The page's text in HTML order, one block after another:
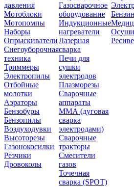
давления
Мотоблоки
Мотопомпы
Наборы
Опрыскиватели
Снегоуборочная
техника
Триммеры
Электропилы
Отбойные
молотки
Аэраторы
Бензобуры
Бензопилы
Воздуходувки
Высоторезы
Газонокосилки
Резчики
Дровоколы
Газосварочное
оборудование
Индукционные
нагреватели
Лазерная
сварка
Печи для
сушки
электродов
Плазморезы
Сварочные
аппараты
ММА (дуговая
сварка
электродами)
Сварочные
тракторы
Смесители
газов
Точечная
сварка (SPOT)